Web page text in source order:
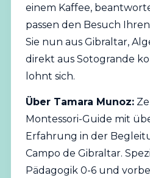
einem Kaffee,
passen den Besuch
Sie nun aus Gibraltar,
direkt aus Sotogrande
lohnt sich.
Über Tamara Munoz:
Montessori-Guide mit
Erfahrung in der
Campo de Gibraltar.
Pädagogik 0-6 und